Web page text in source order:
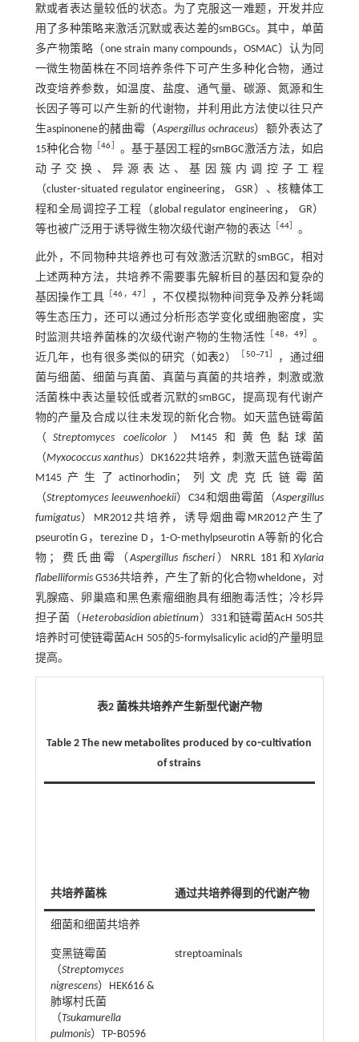
默或者表达量较低的状态。为了克服这一难题，开发并应
用了多种策略来激活沉默或表达差的smBGCs。其中，单菌
多产物策略（one strain many compounds，OSMAC）认为同
一微生物菌株在不同培养条件下可产生多种化合物，通过
改变培养参数，如温度、盐度、通气量、碳源、氮源和生
长因子等可以产生新的代谢物，并利用此方法使以往只产
生aspinonene的赭曲霉（Aspergillus ochraceus）额外表达了
15种化合物 ［46
。基于基因工程的smBGC激活方法，如启
动子交换、异源表达、基因簇内调控子工程
（cluster⁃situated regulator engineering， GSR）、核糖体工
程和全局调控子工程（global regulator engineering， GR）
等也被广泛用于诱导微生物次级代谢产物的表达［ 44］ 。
此外，不同物种共培养也可有效激活沉默的smBGC，相对
上述两种方法，共培养不需要事先解析目的基因和复杂的
基因操作工具 ［46，47
，不仅模拟物种间竞争及养分耗竭
等生态压力，还可以通过分析形态学变化或细胞密度，实
时监测共培养菌株的次级代谢产物的生物活性
48， 49］ 。
近几年，也有很多类似的研究（如表2 ） 50~71
，通过细
菌与细菌、细菌与真菌、真菌与真菌的共培养，刺激或激
活菌株中表达量较低或者沉默的smBGC，提高现有代谢产
物的产量及合成以往未发现的新化合物。如天蓝色链霉菌
（ Streptomyces coelicolor）M145和黄色黏球菌
（Myxococcus xanthus ）DK1622共培养，刺激天蓝色链霉菌
M145产生了actinorhodin；列文虎克氏链霉菌
（Streptomyces leeuwenhoekii）C34和烟曲霉菌（Aspergillus
fumigatus）MR2012共培养，诱导烟曲霉MR2012产生了
pseurotin G，terezine D，1⁃O⁃methylpseurotin A等新的化合
物；费氏曲霉（Aspergillus fischeri ）NRRL 181和Xylaria
flabelliformisG536共培养，产生了新的化合物wheldone，对
乳腺癌、卵巢癌和黑色素瘤细胞具有细胞毒活性；冷杉异
担子菌（ Heterobasidion abietinum ）331和链霉菌AcH 505共
培养时可使链霉菌AcH 505的5⁃formylsalicylic acid的产量明显
提高。
表2 菌株共培养产生新型代谢产物
Table 2 The new metabolites produced by co⁃cultivation
of strains
共培养菌株 通过共培养得到的代谢产物
细菌和细菌共培养
变黑链霉菌
（Streptomyces
nigrescens）HEK616 &
肺塚村氏菌
（Tsukamurella
pulmonis）TP⁃B0596
streptoaminals